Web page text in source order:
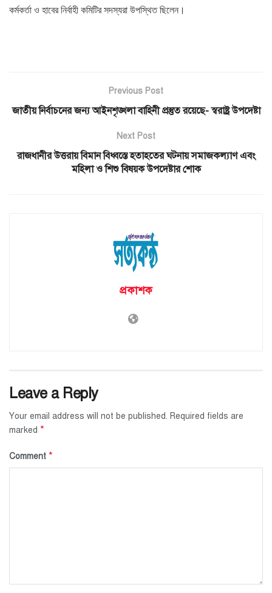
কর্মকর্তা ও হাবের নির্বাহী কমিটির সদস্যরা উপস্থিত ছিলেন।
Previous Post
জাতীয় নির্বাচনের জন্য আইনশৃঙ্খলা বাহিনী প্রস্তুত রয়েছে- স্বরাষ্ট্র উপদেষ্টা
Next Post
রাজধানীর উত্তরায় বিমান বিধ্বস্তে হতাহতের ঘটনায় সমাজকল্যাণ এবং
মহিলা ও শিশু বিষয়ক উপদেষ্টার শোক
প্রকাশক
Leave a Reply
Your email address will not be published. Required fields are
marked *
Comment *